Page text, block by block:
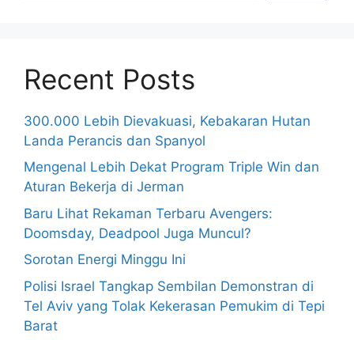
Recent Posts
300.000 Lebih Dievakuasi, Kebakaran Hutan
Landa Perancis dan Spanyol
Mengenal Lebih Dekat Program Triple Win dan
Aturan Bekerja di Jerman
Baru Lihat Rekaman Terbaru Avengers:
Doomsday, Deadpool Juga Muncul?
Sorotan Energi Minggu Ini
Polisi Israel Tangkap Sembilan Demonstran di
Tel Aviv yang Tolak Kekerasan Pemukim di Tepi
Barat